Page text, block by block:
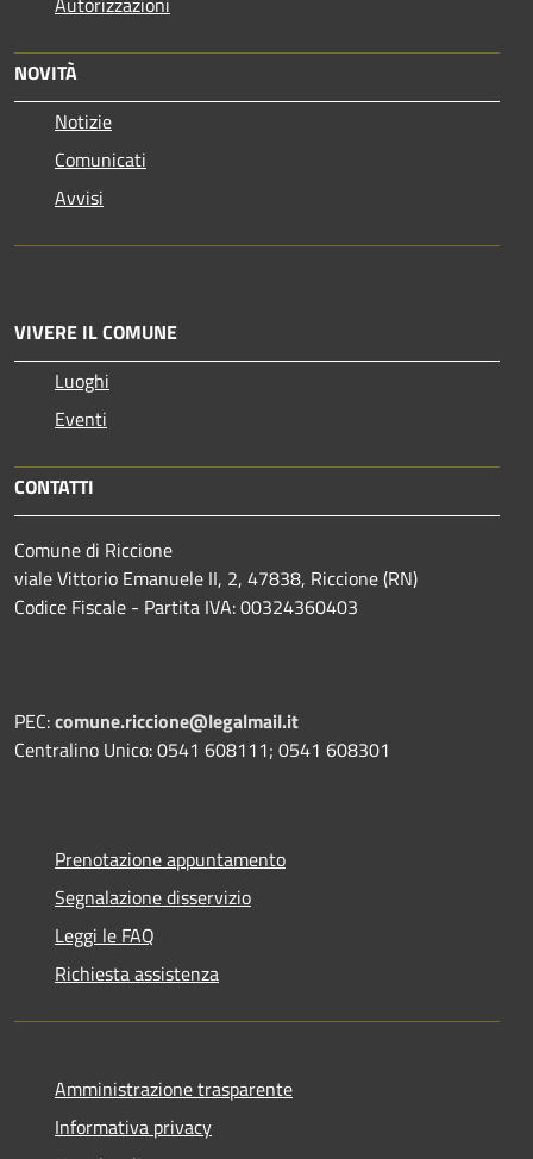
NOVITÀ
Notizie
Comunicati
Avvisi
VIVERE IL COMUNE
Luoghi
Eventi
CONTATTI
Comune di Riccione
viale Vittorio Emanuele II, 2, 47838, Riccione (RN)
Codice Fiscale - Partita IVA: 00324360403
PEC:comune.riccione@legalmail.it
Centralino Unico: 0541 608111; 0541 608301
Prenotazione appuntamento
Segnalazione disservizio
Leggi le FAQ
Richiesta assistenza
Amministrazione trasparente
Informativa privacy